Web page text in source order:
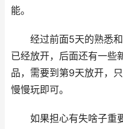
能。
经过前面5天的熟悉
已经放开，后面还有一些
品，需要到第9天放开，
慢慢玩即可。
如果担心有失啥子重